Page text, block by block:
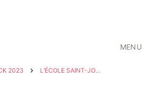
MENU
2023 L’ÉCOLE SAINT-JOSEPH CONTRE LE CANCER